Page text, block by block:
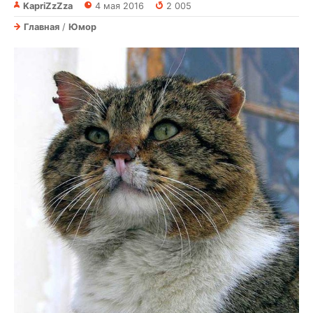
KapriZzZza 4 мая 2016
2 005
Главная / Юмор